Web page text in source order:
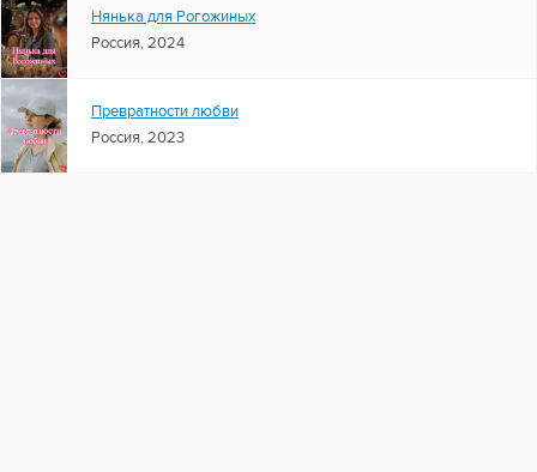
Нянька для Рогожиных
Россия, 2024
Превратности любви
Россия, 2023